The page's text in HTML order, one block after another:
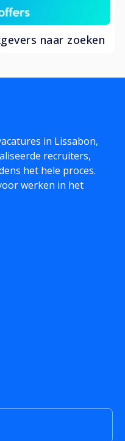
naar zoeken
in Lissabon,
recruiters,
het hele proces.
werken in het